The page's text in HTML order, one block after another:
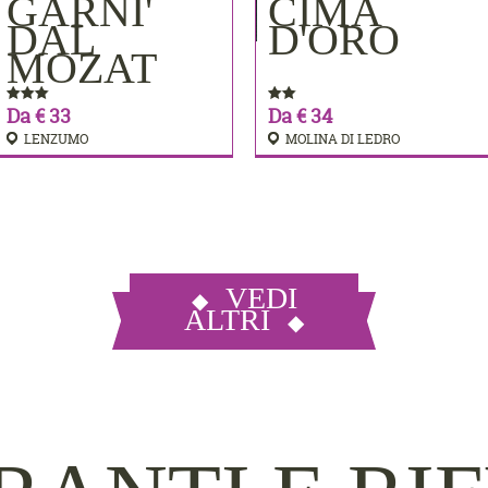
GARNI'
DAL
MOZAT
Da € 33
LENZUMO
PRENOTA CIMA
D'ORO
Da € 34
MOLINA DI LEDRO
PRENOTA
VEDI
ALTRI